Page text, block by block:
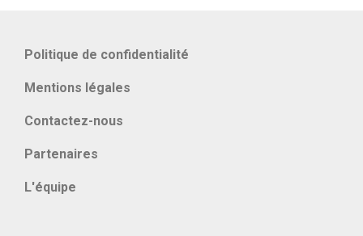
Politique de confidentialité
Mentions légales
Contactez-nous
Partenaires
L'équipe